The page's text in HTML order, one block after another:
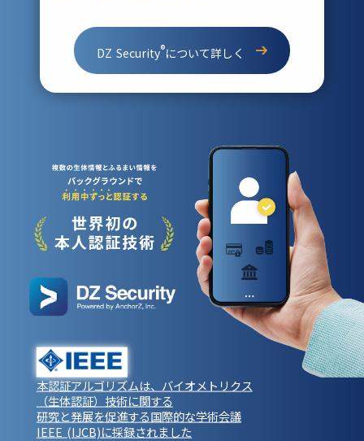
DZ Security®について詳しく
本認証アルゴリズムは、バイオメトリクス
（生体認証）技術に関する
研究と発展を促進する国際的な学術会議
IEEE (IJCB)に採録されました